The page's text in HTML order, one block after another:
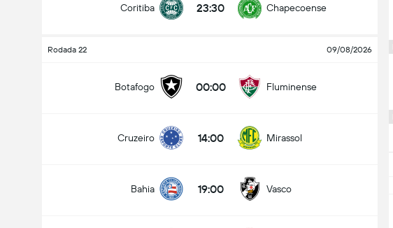
Coritiba 23:30 Chapecoense
Rodada 22 09/08/2026
Botafogo 00:00 Fluminense
Cruzeiro 14:00 Mirassol
Bahia 19:00 Vasco